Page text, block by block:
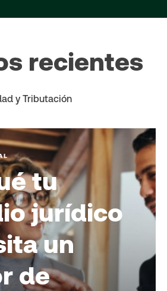
recientes
y Tributación
tu
jurídico
un
de